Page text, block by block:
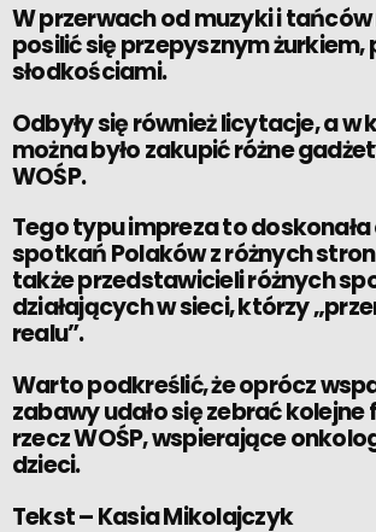
W przerwach od muzyki i tańców
posilić się przepysznym żurkiem,
słodkościami.
Odbyły się również licytacje, a w
można było zakupić różne
WOŚP.
Tego typu impreza to
spotkań Polaków z różnych
także przedstawicieli różnych
działających w sieci, którzy
realu”.
Warto podkreślić, że oprócz
zabawy udało się zebrać kolejne
rzecz WOŚP, wspierające
dzieci.
Tekst –Kasia Mikolajczyk